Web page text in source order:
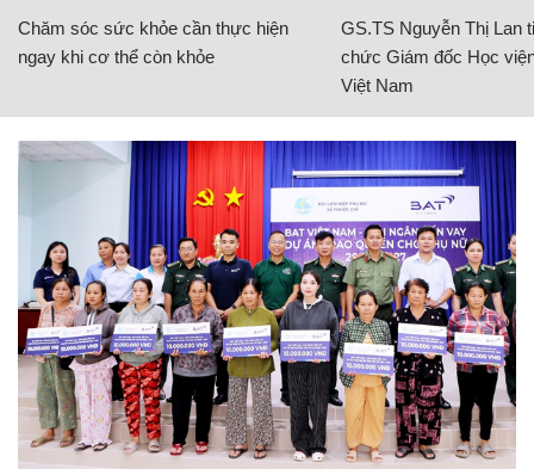
Chăm sóc sức khỏe cần thực hiện
ngay khi cơ thể còn khỏe
GS.TS Nguyễn Thị Lan
chức Giám đốc Học
Việt Nam